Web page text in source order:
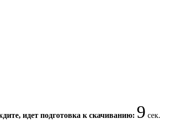
идет подготовка к скачиванию: 8 сек.